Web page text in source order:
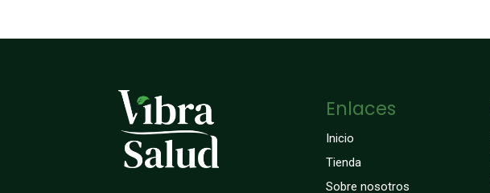
Enlaces
Inicio
Tienda
Sobre nosotros